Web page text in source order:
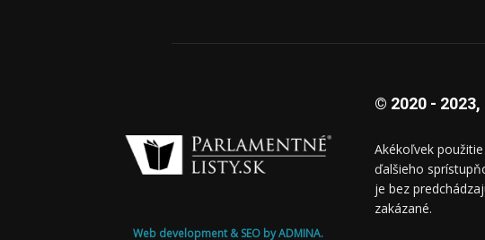
Web development & SEO by ADMINA.
© 2020 - 2023,
Akékoľvek
ďalšieho
je bez
zakázané.